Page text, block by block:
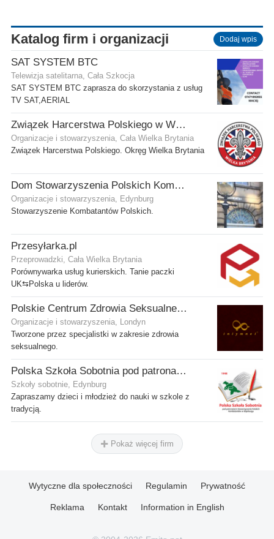
Katalog firm i organizacji Dodaj wpis
SAT SYSTEM BTC
Telewizja satelitarna, Cała Szkocja
SAT SYSTEM BTC zaprasza do skorzystania z usług
TV SAT,AERIAL
Związek Harcerstwa Polskiego w Wielkiej Brytanii
Organizacje i stowarzyszenia, Cała Wielka Brytania
Związek Harcerstwa Polskiego. Okręg Wielka Brytania
Dom Stowarzyszenia Polskich Kombatantów (SPK) w Edynburgu
Organizacje i stowarzyszenia, Edynburg
Stowarzyszenie Kombatantów Polskich.
Przesyłarka.pl
Przeprowadzki, Cała Wielka Brytania
Porównywarka usług kurierskich. Tanie paczki
UK⇆Polska u liderów.
Polskie Centrum Zdrowia Seksualnego
Organizacje i stowarzyszenia, Londyn
Tworzone przez specjalistki w zakresie zdrowia
seksualnego.
Polska Szkoła Sobotnia pod patronatem SPK w Edynburgu - Filia Stenhouse
Szkoły sobotnie, Edynburg
Zapraszamy dzieci i młodzież do nauki w szkole z
tradycją.
Pokaż więcej firm
Wytyczne dla społeczności Regulamin Prywatność
Reklama Kontakt Information in English